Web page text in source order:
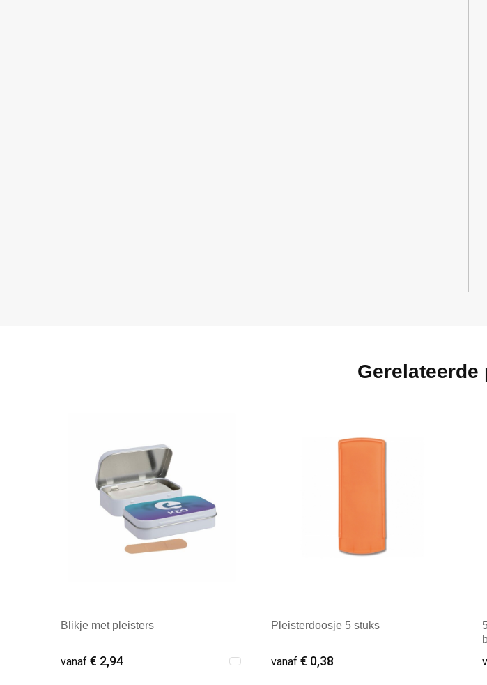
Gerelateerde
Blikje met pleisters
vanaf € 2,94
Pleisterdoosje 5 stuks
vanaf€ 0,38